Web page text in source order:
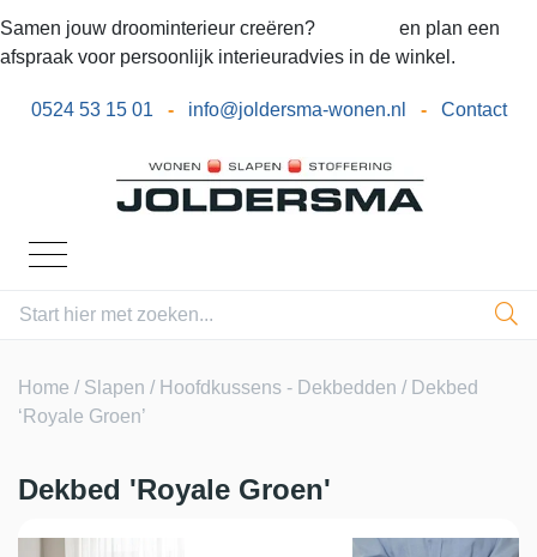
Samen jouw droominterieur creëren?
en plan een
afspraak voor persoonlijk interieuradvies in de winkel.
0524 53 15 01 - info@joldersma-wonen.nl - Contact
Home / Slapen / Hoofdkussens - Dekbedden / Dekbed
‘Royale Groen’
Dekbed 'Royale Groen'